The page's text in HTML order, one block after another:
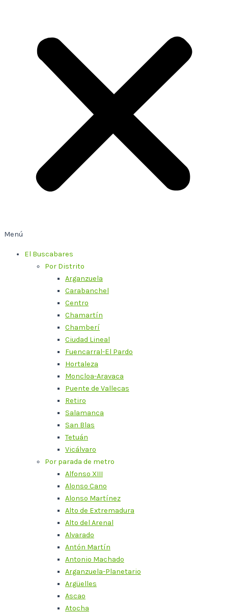
Menú
El Buscabares
Por Distrito
Arganzuela
Carabanchel
Centro
Chamartín
Chamberí
Ciudad Lineal
Fuencarral-El Pardo
Hortaleza
Moncloa-Aravaca
Puente de Vallecas
Retiro
Salamanca
San Blas
Tetuán
Vicálvaro
Por parada de metro
Alfonso XIII
Alonso Cano
Alonso Martínez
Alto de Extremadura
Alto del Arenal
Alvarado
Antón Martín
Antonio Machado
Arganzuela-Planetario
Argüelles
Ascao
Atocha